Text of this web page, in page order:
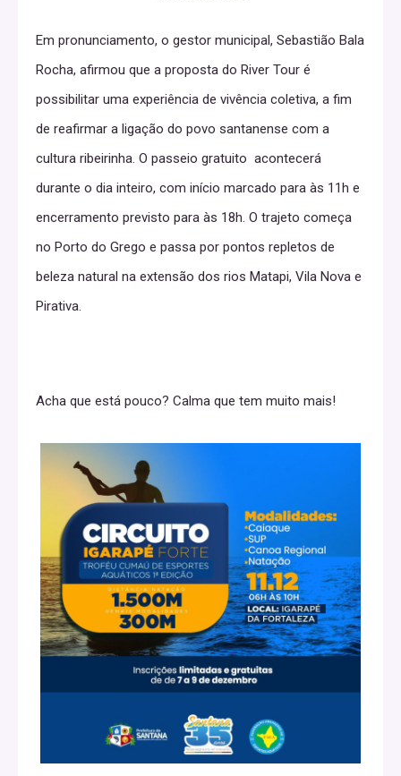
Em pronunciamento, o gestor municipal, Sebastião Bala
Rocha, afirmou que a proposta do River Tour é
possibilitar uma experiência de vivência coletiva, a fim
de reafirmar a ligação do povo santanense com a
cultura ribeirinha. O passeio gratuito acontecerá
durante o dia inteiro, com início marcado para às 11h e
encerramento previsto para às 18h. O trajeto começa
no Porto do Grego e passa por pontos repletos de
beleza natural na extensão dos rios Matapi, Vila Nova e
Pirativa.
Acha que está pouco? Calma que tem muito mais!